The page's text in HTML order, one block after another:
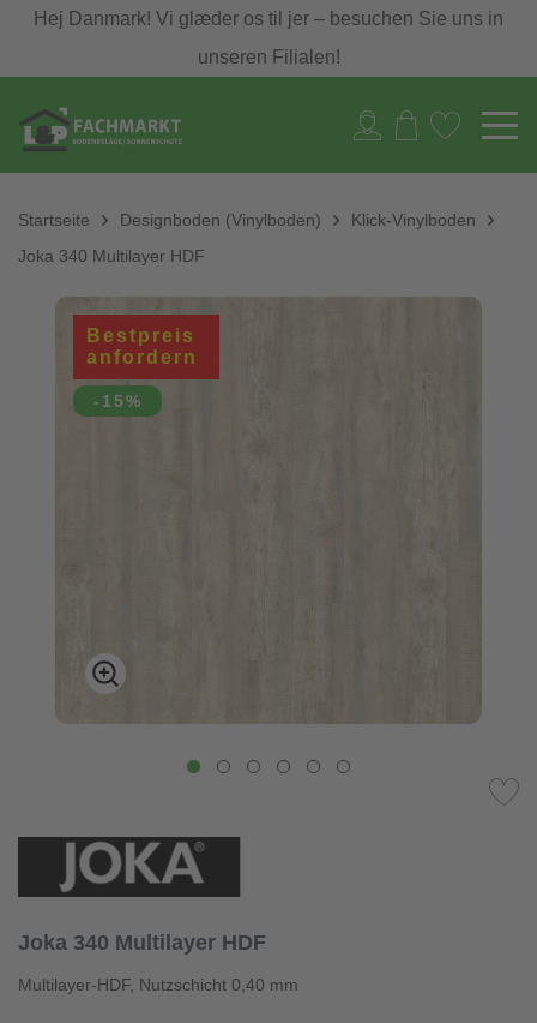
Hej Danmark! Vi glæder os til jer – besuchen Sie uns in
unseren Filialen!
Startseite Designboden (Vinylboden)
Klick-Vinylboden
Joka 340 Multilayer HDF
Bestpreis
anfordern
-15%
Joka 340 Multilayer HDF
Multilayer-HDF, Nutzschicht 0,40 mm